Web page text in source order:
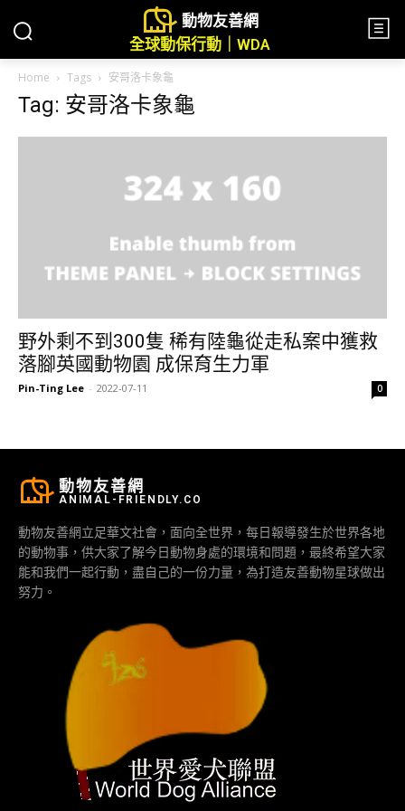
動物友善網
全球動保行動｜WDA
Home Tags 安哥洛卡象龜
Tag: 安哥洛卡象龜
野外剩不到300隻 稀有陸龜從走私案中獲救
落腳英國動物園 成保育生力軍
Pin-Ting Lee - 2022-07-11 0
動物友善網
ANIMAL-FRIENDLY.CO
動物友善網立足華文社會，面向全世界，每日報導發生於世界各地
的動物事，供大家了解今日動物身處的環境和問題，最終希望大家
能和我們一起行動，盡自己的一份力量，為打造友善動物星球做出
努力。